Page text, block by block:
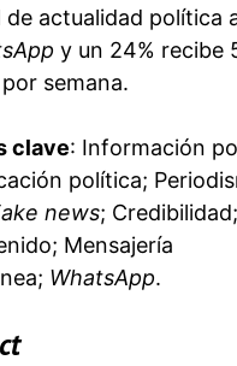
de actualidad política
y un 24% recibe
semana.
clave: Información
política;
news;
Mensajería
WhatsApp.